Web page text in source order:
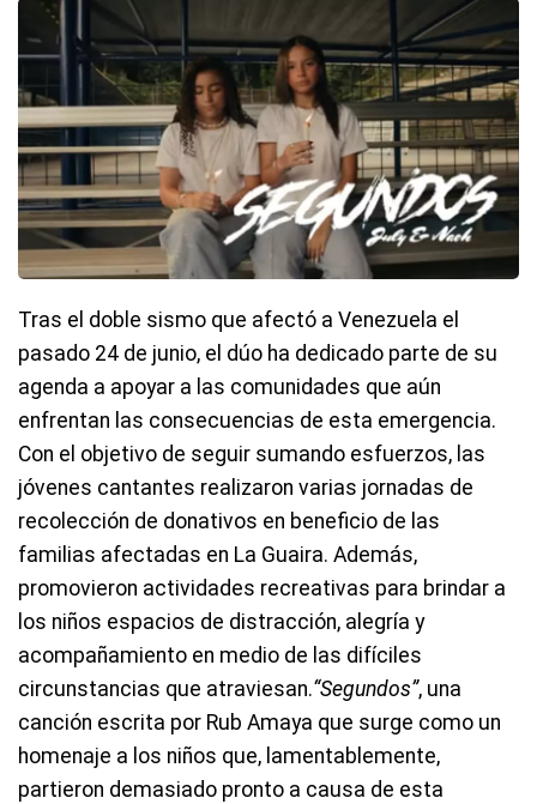
Tras el doble sismo que afectó a Venezuela el
pasado 24 de junio, el dúo ha dedicado parte de su
agenda a apoyar a las comunidades que aún
enfrentan las consecuencias de esta emergencia.
Con el objetivo de seguir sumando esfuerzos, las
jóvenes cantantes realizaron varias jornadas de
recolección de donativos en beneficio de las
familias afectadas en La Guaira. Además,
promovieron actividades recreativas para brindar a
los niños espacios de distracción, alegría y
acompañamiento en medio de las difíciles
circunstancias que atraviesan.“Segundos”, una
canción escrita por Rub Amaya que surge como un
homenaje a los niños que, lamentablemente,
partieron demasiado pronto a causa de esta